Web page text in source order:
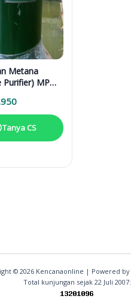
Metana
Purifier) MP
Tanya CS
© 2026 Kencanaonline | Powered by
Total kunjungan sejak 22 Juli 2007: